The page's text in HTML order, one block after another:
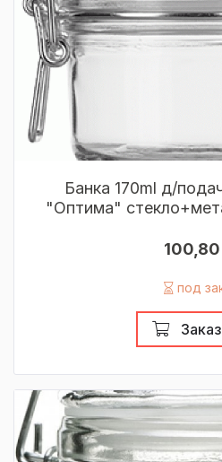
Банка 170ml д/
"Оптима"
100,80
под